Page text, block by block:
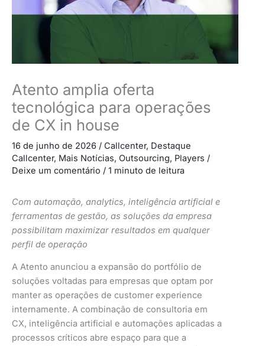
Atento amplia oferta
tecnológica para operações
de CX in house
16 de junho de 2026 / Callcenter, Destaque
Callcenter, Mais Notícias, Outsourcing, Players /
Deixe um comentário / 1 minuto de leitura
Com automação, analytics, inteligência artificial e
ferramentas de gestão, as soluções da empresa
possibilitam maximizar resultados em qualquer
perfil de operação
A Atento anunciou a expansão do portfólio de
soluções voltadas para empresas que optam por
manter as operações de customer experience
internamente. A combinação de consultoria em
CX, inteligência artificial e automações aplicadas a
processos críticos abre espaço para que a